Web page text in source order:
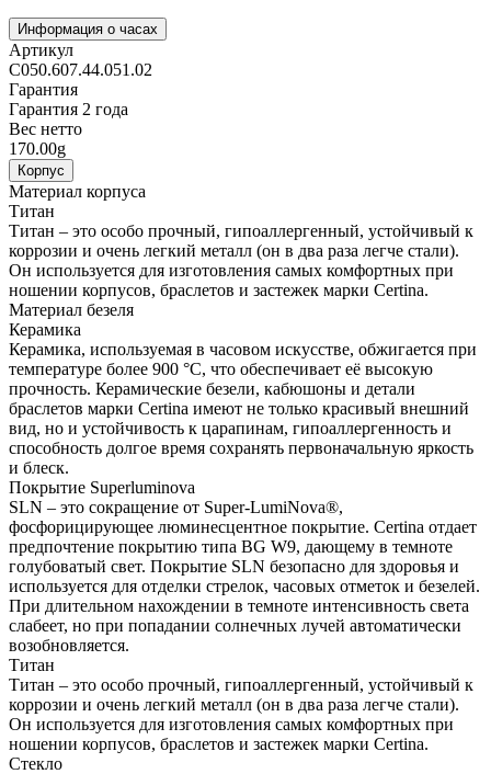
Информация о часах
Артикул
C050.607.44.051.02
Гарантия
Гарантия 2 года
Вес нетто
170.00g
Корпус
Материал корпуса
Титан
Титан – это особо прочный, гипоаллергенный, устойчивый к
коррозии и очень легкий металл (он в два раза легче стали).
Он используется для изготовления самых комфортных при
ношении корпусов, браслетов и застежек марки Certina.
Материал безеля
Керамика
Керамика, используемая в часовом искусстве, обжигается при
температуре более 900 °C, что обеспечивает её высокую
прочность. Керамические безели, кабюшоны и детали
браслетов марки Certina имеют не только красивый внешний
вид, но и устойчивость к царапинам, гипоаллергенность и
способность долгое время сохранять первоначальную яркость
и блеск.
Покрытие Superluminova
SLN – это сокращение от Super-LumiNova®,
фосфорицирующее люминесцентное покрытие. Certina отдает
предпочтение покрытию типа BG W9, дающему в темноте
голубоватый свет. Покрытие SLN безопасно для здоровья и
используется для отделки стрелок, часовых отметок и безелей.
При длительном нахождении в темноте интенсивность света
слабеет, но при попадании солнечных лучей автоматически
возобновляется.
Титан
Титан – это особо прочный, гипоаллергенный, устойчивый к
коррозии и очень легкий металл (он в два раза легче стали).
Он используется для изготовления самых комфортных при
ношении корпусов, браслетов и застежек марки Certina.
Стекло